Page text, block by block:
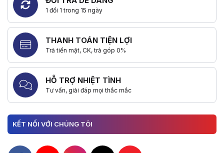
1 đổi 1 trong 15 ngày
THANH TOÁN TIỆN LỢI
Trả tiền mặt, CK, trả góp 0%
HỖ TRỢ NHIỆT TÌNH
Tư vấn, giải đáp mọi thắc mắc
KẾT NỐI VỚI CHÚNG TÔI